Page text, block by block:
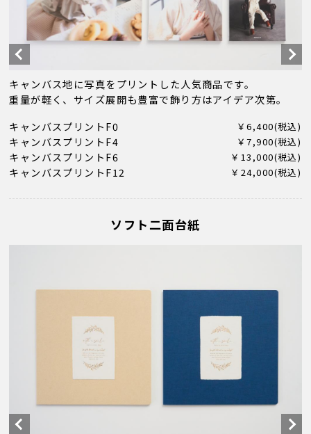
キャンバス地に写真をプリントした人気商品です。
重量が軽く、サイズ展開も豊富で飾り方はアイデア次第。
キャンバスプリントF0 ￥6,400(税込)
キャンバスプリントF4 ￥7,900(税込)
キャンバスプリントF6 ￥13,000(税込)
キャンバスプリントF12 ￥24,000(税込)
ソフト二面台紙